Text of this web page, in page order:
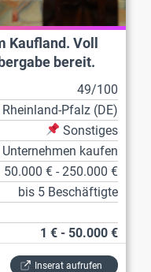
Kaufland. Voll
bereit.
49/100
Rheinland-Pfalz (DE)
Sonstiges
Unternehmen kaufen
50.000 € - 250.000 €
bis 5 Beschäftigte
1 € - 50.000 €
Inserat aufrufen